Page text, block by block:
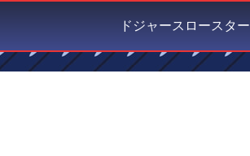
ドジャースロースター